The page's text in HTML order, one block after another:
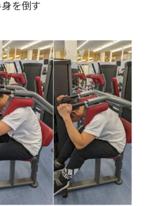
を倒す